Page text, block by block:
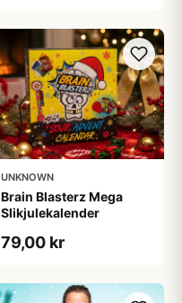
UNKNOWN
Brain Blasterz Mega
Slikjulekalender
79,00 kr